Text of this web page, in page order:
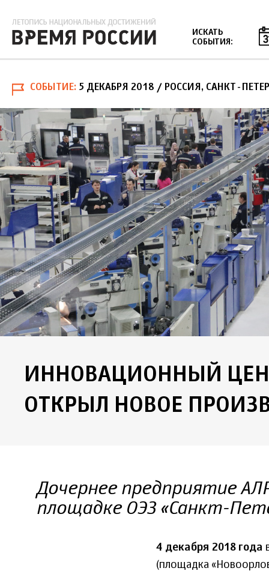
ИСКАТЬ
СОБЫТИЯ:
СОБЫТИЕ 5 ДЕКАБРЯ 2018 / РОССИЯ, САНКТ-
ИННОВАЦИОННЫЙ
ОТКРЫЛ НОВОЕ
Дочернее предприятие
площадке ОЭЗ «Санкт-
4 декабря 2018 года
(площадка